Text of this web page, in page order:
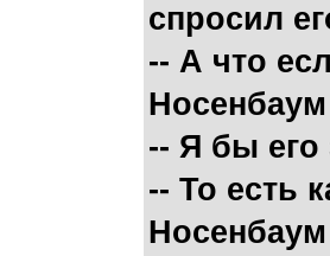
спросил
-- А что
-- Я бы его
-- То есть